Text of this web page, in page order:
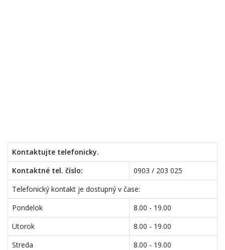
Kontaktujte telefonicky.
Kontaktné tel. číslo:
0903 / 203 025
Telefonický kontakt je dostupný v čase:
Pondelok
8.00 - 19.00
Utorok
8.00 - 19.00
Streda
8.00 - 19.00